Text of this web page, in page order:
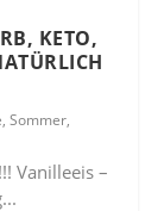
KETO,
,Sommer,
Vanilleeis –